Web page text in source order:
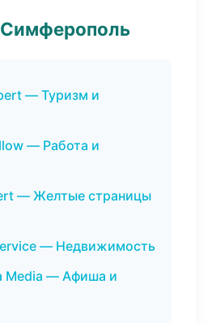
— Туризм и
— Работа и
— Желтые страницы
— Недвижимость
Media — Афиша и